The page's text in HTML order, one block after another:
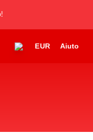
EUR Aiuto